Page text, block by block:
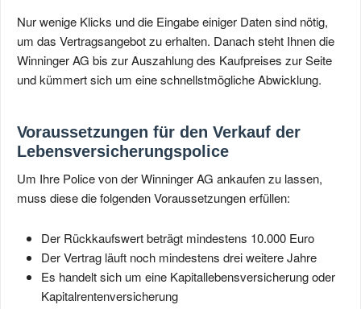
Nur wenige Klicks und die Eingabe einiger Daten sind nötig,
um das Vertragsangebot zu erhalten. Danach steht Ihnen die
Winninger AG bis zur Auszahlung des Kaufpreises zur Seite
und kümmert sich um eine schnellstmögliche Abwicklung.
Voraussetzungen für den Verkauf der
Lebensversicherungspolice
Um Ihre Police von der Winninger AG ankaufen zu lassen,
muss diese die folgenden Voraussetzungen erfüllen:
Der Rückkaufswert beträgt mindestens 10.000 Euro
Der Vertrag läuft noch mindestens drei weitere Jahre
Es handelt sich um eine Kapitallebensversicherung oder
Kapitalrentenversicherung